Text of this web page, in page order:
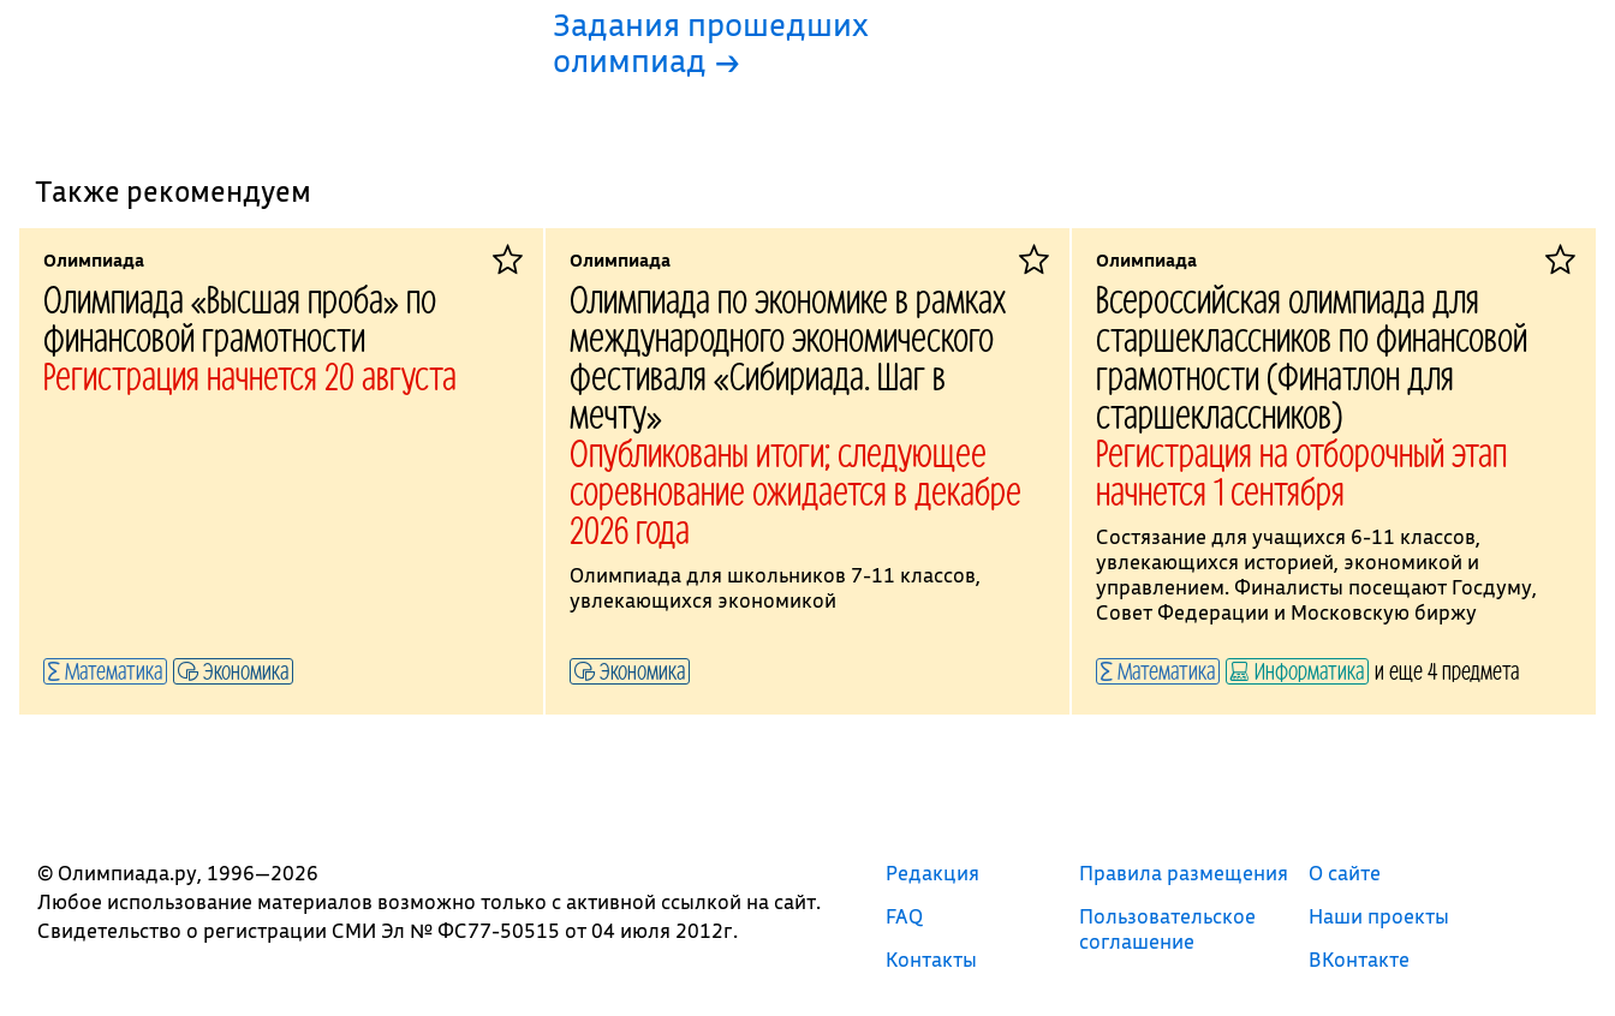
Задания прошедших
олимпиад →
Также рекомендуем
Олимпиада
Олимпиада «Высшая проба» по
финансовой грамотности
Регистрация начнется 20 августа
Математика Экономика
Олимпиада
Олимпиада по экономике в рамках
международного экономического
фестиваля «Сибириада. Шаг в
мечту»
Опубликованы итоги; следующее
соревнование ожидается в декабре
2026 года
Олимпиада для школьников 7-11 классов,
увлекающихся экономикой
Экономика
Олимпиада
Всероссийская олимпиада для
старшеклассников по финансовой
грамотности (Финатлон для
старшеклассников)
Регистрация на отборочный этап
начнется 1 сентября
Состязание для учащихся 6-11 классов,
увлекающихся историей, экономикой и
управлением. Финалисты посещают Госдуму,
Совет Федерации и Московскую биржу
Математика Информатика и еще 4 предмета
© Олимпиада.ру, 1996—2026
Любое использование материалов возможно только с активной ссылкой на сайт.
Свидетельство о регистрации СМИ Эл № ФС77-50515 от 04 июля 2012г.
Редакция
FAQ
Контакты
Правила размещения
Пользовательское
соглашение
О сайте
Наши проекты
ВКонтакте